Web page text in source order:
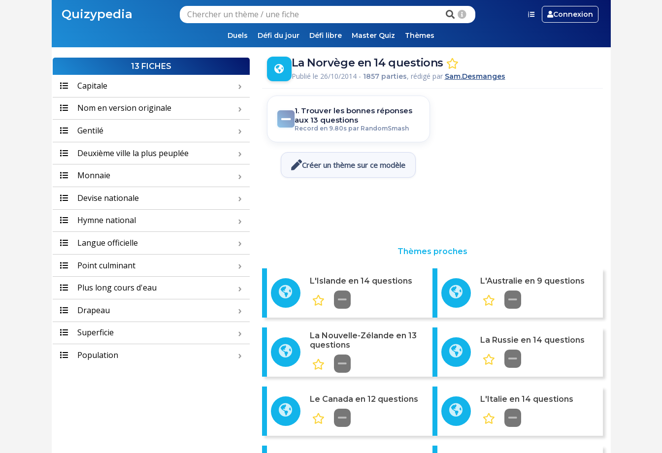
Quizypedia Connexion
Duels Défi du jour Défi libre Master Quiz Thèmes
13 FICHES
Capitale
Nom en version originale
Gentilé
Deuxième ville la plus peuplée
Monnaie
Devise nationale
Hymne national
Langue officielle
Point culminant
Plus long cours d'eau
Drapeau
Superficie
Population
La Norvège en 14 questions
Publié le 26/10/2014 - 1857 parties, rédigé par Sam.Desmanges
1. Trouver les bonnes réponses
aux 13 questions
Record en 9.80s par RandomSmash
Créer un thème sur ce modèle
Thèmes proches
L'Islande en 14 questions L'Australie en 9 questions
La Nouvelle-Zélande en 13
questions
La Russie en 14 questions
Le Canada en 12 questions L'Italie en 14 questions